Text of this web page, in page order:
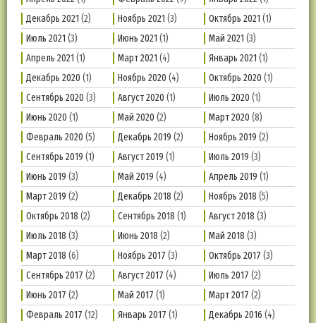
Декабрь 2021 (2) Ноябрь 2021 (3) Октябрь 2021 (1)
Июль 2021 (3) Июнь 2021 (1) Май 2021 (3)
Апрель 2021 (1) Март 2021 (4) Январь 2021 (1)
Декабрь 2020 (1) Ноябрь 2020 (4) Октябрь 2020 (1)
Сентябрь 2020 (3) Август 2020 (1) Июль 2020 (1)
Июнь 2020 (1) Май 2020 (2) Март 2020 (8)
Февраль 2020 (5) Декабрь 2019 (2) Ноябрь 2019 (2)
Сентябрь 2019 (1) Август 2019 (1) Июль 2019 (3)
Июнь 2019 (3) Май 2019 (4) Апрель 2019 (1)
Март 2019 (2) Декабрь 2018 (2) Ноябрь 2018 (5)
Октябрь 2018 (2) Сентябрь 2018 (1) Август 2018 (3)
Июль 2018 (3) Июнь 2018 (2) Май 2018 (3)
Март 2018 (6) Ноябрь 2017 (3) Октябрь 2017 (3)
Сентябрь 2017 (2) Август 2017 (4) Июль 2017 (2)
Июнь 2017 (2) Май 2017 (1) Март 2017 (2)
Февраль 2017 (12) Январь 2017 (1) Декабрь 2016 (4)